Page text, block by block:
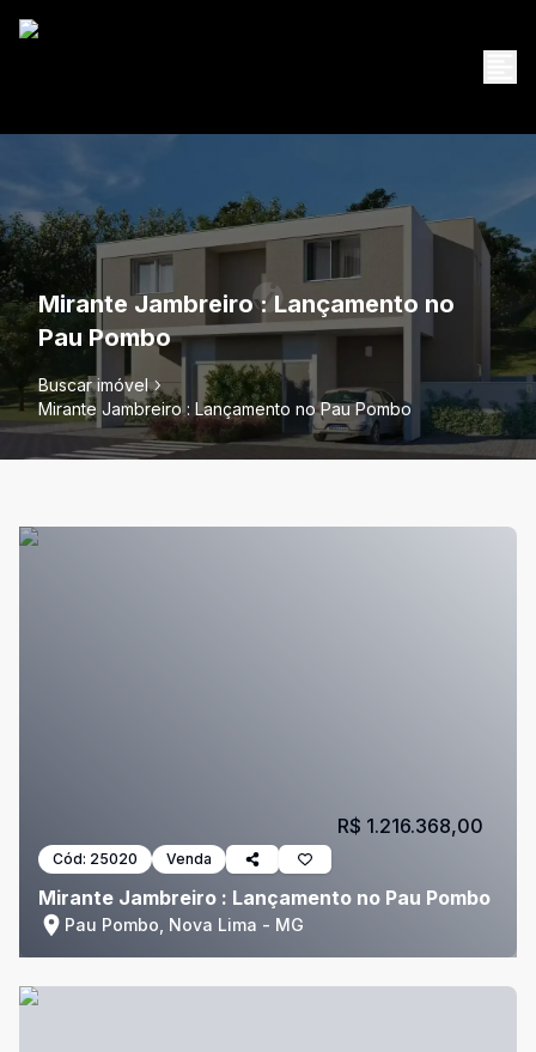
Mirante Jambreiro : Lançamento no
Pau Pombo
Buscar imóvel
Mirante Jambreiro : Lançamento no Pau Pombo
Cód: 25020 Venda
Mirante Jambreiro : Lançamento no Pau Pombo
Pau Pombo, Nova Lima - MG
R$ 1.216.368,00